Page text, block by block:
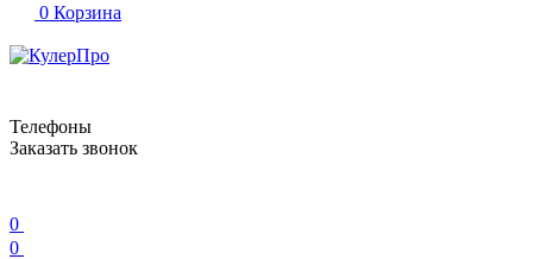
0 Корзина
Телефоны
Заказать звонок
0
0